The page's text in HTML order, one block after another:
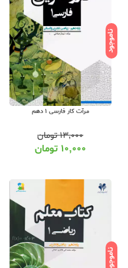
ناموجود
مرآت کار فارسی 1 دهم
۱۳,۰۰۰تومان
۱۰,۰۰۰ تومان
ناموجود